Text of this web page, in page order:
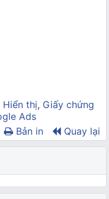
Hiển thị, Giấy chứng
Ads
Bản in
Quay lại